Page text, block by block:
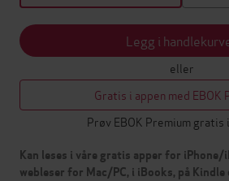
Legg i
eller
Gratis i appen med EBOK
Prøv EBOK Premium gratis
Kan leses i våre gratis apper for iPhone/
webleser for Mac/PC, i iBooks, på